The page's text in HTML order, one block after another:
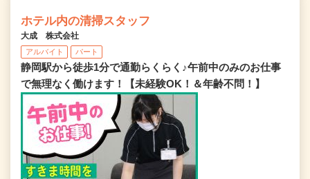
ホテル内の清掃スタッフ
大成 株式会社
アルバイト パート
静岡駅から徒歩1分で通勤らくらく♪午前中のみのお仕事
で無理なく働けます！【未経験OK！＆年齢不問！】